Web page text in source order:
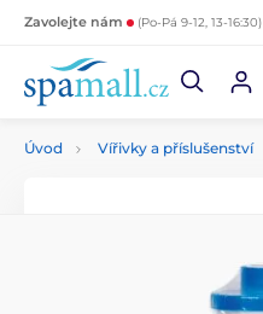
Zavolejte nám (Po-Pá 9-12, 13-16:30)
Úvod Vířivky a příslušenství